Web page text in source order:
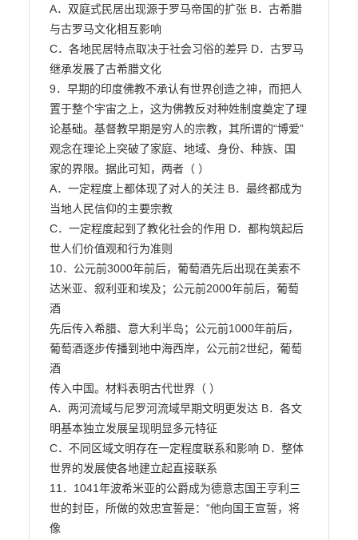
A．双庭式民居出现源于罗马帝国的扩张 B．古希腊
与古罗马文化相互影响
C．各地民居特点取决于社会习俗的差异 D．古罗马
继承发展了古希腊文化
9．早期的印度佛教不承认有世界创造之神，而把人
置于整个宇宙之上，这为佛教反对种姓制度奠定了理
论基础。基督教早期是穷人的宗教，其所谓的“博爱”
观念在理论上突破了家庭、地域、身份、种族、国
家的界限。据此可知，两者（ ）
A．一定程度上都体现了对人的关注 B．最终都成为
当地人民信仰的主要宗教
C．一定程度起到了教化社会的作用 D．都构筑起后
世人们价值观和行为准则
10．公元前3000年前后，葡萄酒先后出现在美索不
达米亚、叙利亚和埃及；公元前2000年前后，葡萄
酒
先后传入希腊、意大利半岛；公元前1000年前后，
葡萄酒逐步传播到地中海西岸，公元前2世纪，葡萄
酒
传入中国。材料表明古代世界（ ）
A．两河流域与尼罗河流域早期文明更发达 B．各文
明基本独立发展呈现明显多元特征
C．不同区域文明存在一定程度联系和影响 D．整体
世界的发展使各地建立起直接联系
11．1041年波希米亚的公爵成为德意志国王亨利三
世的封臣，所做的效忠宣誓是：“他向国王宣誓，将
像